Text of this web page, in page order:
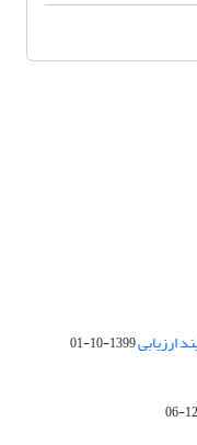
ارزیابی1399-10-01